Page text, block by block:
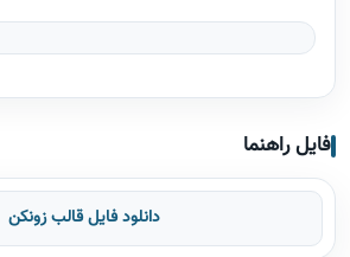
فایل راهنما
دانلود فایل قالب زونکن